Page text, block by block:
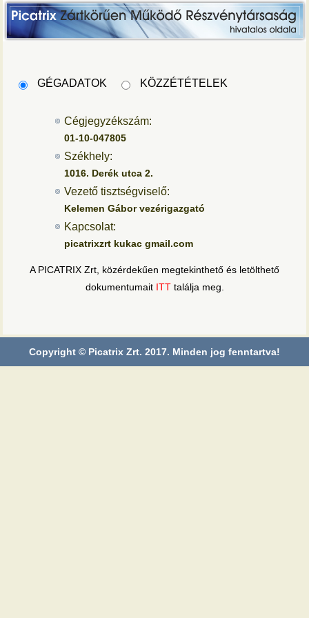
GÉGADATOK KÖZZÉTÉTELEK
Cégjegyzékszám:
01-10-047805
Székhely:
1016. Derék utca 2.
Vezető tisztségviselő:
Kelemen Gábor vezérigazgató
Kapcsolat:
picatrixzrt kukac gmail.com
A PICATRIX Zrt, közérdekűen megtekinthető és letölthető
dokumentumait ITTtalálja meg.
Copyright © Picatrix Zrt. 2017. Minden jog fenntartva!